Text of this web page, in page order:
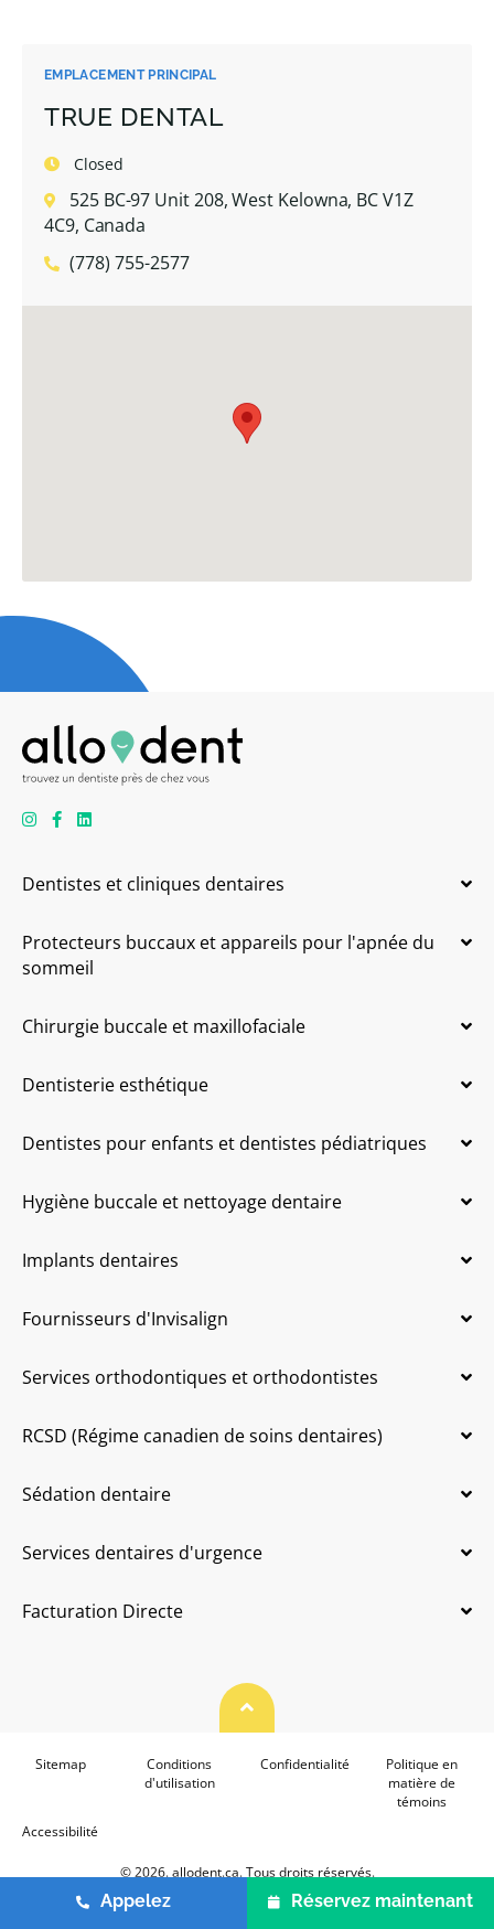
EMPLACEMENT PRINCIPAL
TRUE DENTAL
Closed
525 BC-97 Unit 208, West Kelowna, BC V1Z
4C9, Canada
(778) 755-2577
Appelez Réservez maintenant
Dentistes et cliniques dentaires
Protecteurs buccaux et appareils pour l'apnée du
sommeil
Chirurgie buccale et maxillofaciale
Dentisterie esthétique
Dentistes pour enfants et dentistes pédiatriques
Hygiène buccale et nettoyage dentaire
Implants dentaires
Fournisseurs d'Invisalign
Services orthodontiques et orthodontistes
RCSD (Régime canadien de soins dentaires)
Sédation dentaire
Services dentaires d'urgence
Facturation Directe
© 2026. allodent.ca. Tous droits réservés.
Haut de page
Sitemap
Conditions
d'utilisation
Confidentialité
Politique en
matière de
témoins
Accessibilité